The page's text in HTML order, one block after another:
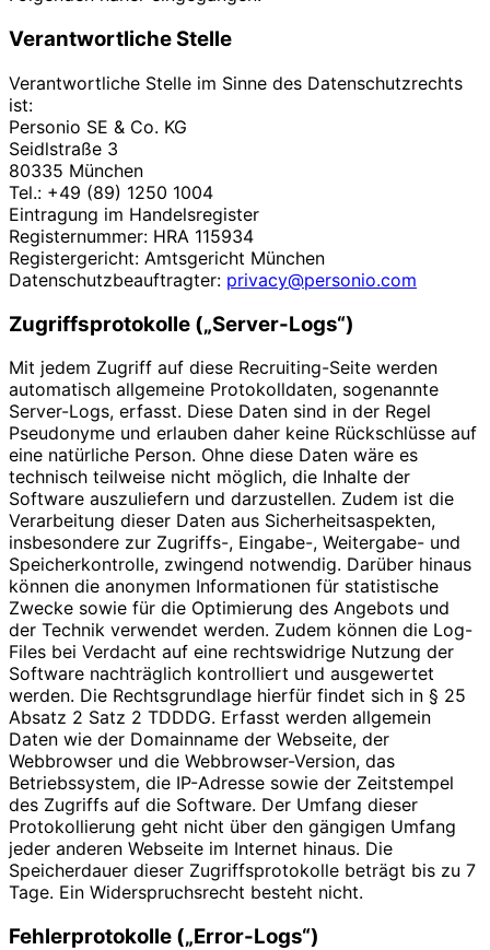
Verantwortliche Stelle
Verantwortliche Stelle im Sinne des Datenschutzrechts
ist:
Personio SE & Co. KG
Seidlstraße 3
80335 München
Tel.: +49 (89) 1250 1004
Eintragung im Handelsregister
Registernummer: HRA 115934
Registergericht: Amtsgericht München
Datenschutzbeauftragter: privacy@personio.com
Zugriffsprotokolle („Server-Logs“)
Mit jedem Zugriff auf diese Recruiting-Seite werden
automatisch allgemeine Protokolldaten, sogenannte
Server-Logs, erfasst. Diese Daten sind in der Regel
Pseudonyme und erlauben daher keine Rückschlüsse auf
eine natürliche Person. Ohne diese Daten wäre es
technisch teilweise nicht möglich, die Inhalte der
Software auszuliefern und darzustellen. Zudem ist die
Verarbeitung dieser Daten aus Sicherheitsaspekten,
insbesondere zur Zugriffs-, Eingabe-, Weitergabe- und
Speicherkontrolle, zwingend notwendig. Darüber hinaus
können die anonymen Informationen für statistische
Zwecke sowie für die Optimierung des Angebots und
der Technik verwendet werden. Zudem können die Log-
Files bei Verdacht auf eine rechtswidrige Nutzung der
Software nachträglich kontrolliert und ausgewertet
werden. Die Rechtsgrundlage hierfür findet sich in § 25
Absatz 2 Satz 2 TDDDG. Erfasst werden allgemein
Daten wie der Domainname der Webseite, der
Webbrowser und die Webbrowser-Version, das
Betriebssystem, die IP-Adresse sowie der Zeitstempel
des Zugriffs auf die Software. Der Umfang dieser
Protokollierung geht nicht über den gängigen Umfang
jeder anderen Webseite im Internet hinaus. Die
Speicherdauer dieser Zugriffsprotokolle beträgt bis zu 7
Tage. Ein Widerspruchsrecht besteht nicht.
Fehlerprotokolle („Error-Logs“)